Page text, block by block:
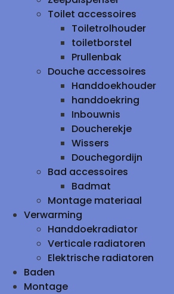
Toilet accessoires
Toiletrolhouder
toiletborstel
Prullenbak
Douche accessoires
Handdoekhouder
handdoekring
Inbouwnis
Doucherekje
Wissers
Douchegordijn
Bad accessoires
Badmat
Montage materiaal
Verwarming
Handdoekradiator
Verticale radiatoren
Elektrische radiatoren
Baden
Montage